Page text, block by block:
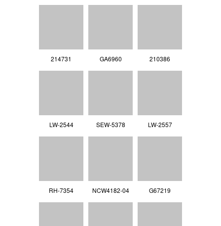
214731 GA6960 210386
LW-2544 SEW-5378 LW-2557
RH-7354 NCW4182-04 G67219